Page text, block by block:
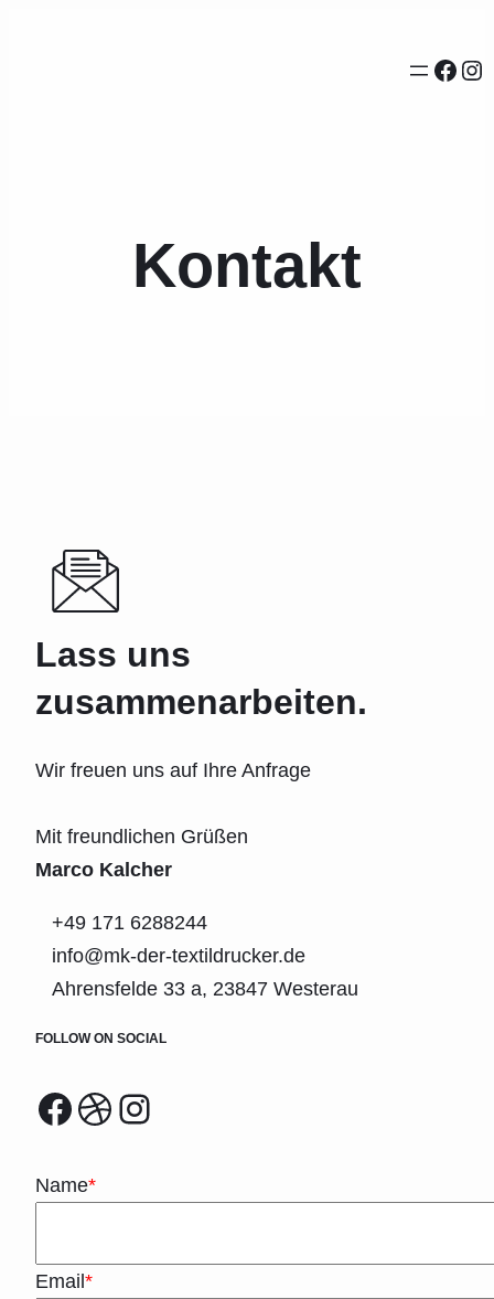
Kontakt
Lass uns
zusammenarbeiten.
Wir freuen uns auf Ihre Anfrage
Mit freundlichen Grüßen
Marco Kalcher
‭+49 171 6288244‬
info@mk-der-textildrucker.de
Ahrensfelde 33 a, 23847 Westerau
FOLLOW ON SOCIAL
Facebook
Dribbble
Instagram
Name*
Email*